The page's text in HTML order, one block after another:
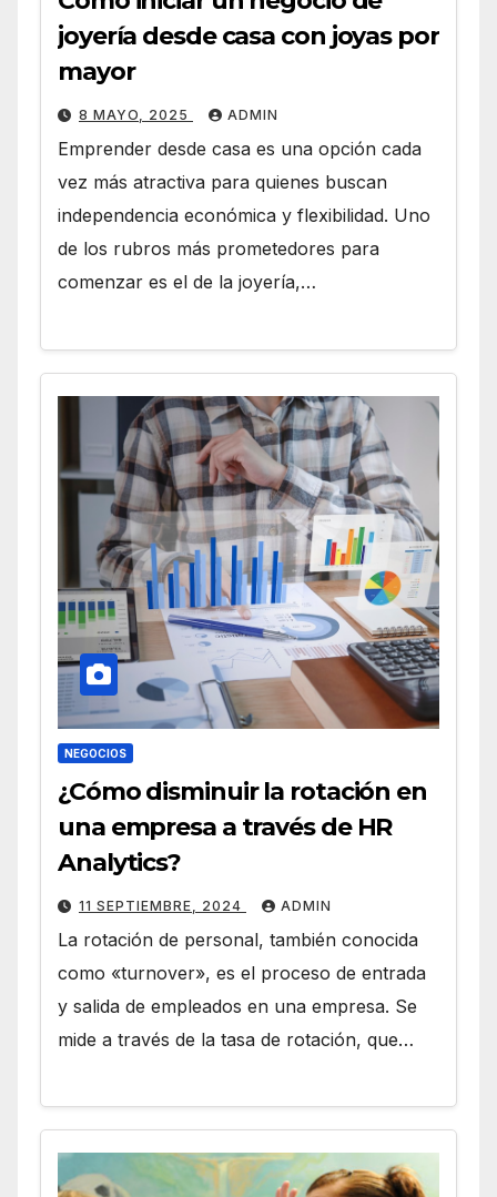
joyería desde casa con joyas por
mayor
8 MAYO, 2025 ADMIN
Emprender desde casa es una opción cada
vez más atractiva para quienes buscan
independencia económica y flexibilidad. Uno
de los rubros más prometedores para
comenzar es el de la joyería,…
NEGOCIOS
¿Cómo disminuir la rotación en
una empresa a través de HR
Analytics?
11 SEPTIEMBRE, 2024 ADMIN
La rotación de personal, también conocida
como «turnover», es el proceso de entrada
y salida de empleados en una empresa. Se
mide a través de la tasa de rotación, que…